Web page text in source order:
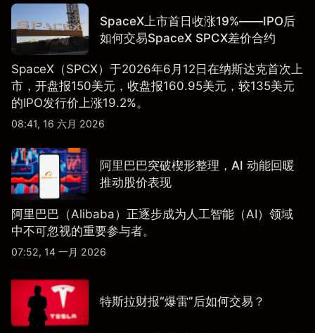
SpaceX上市首日收涨19%——IPO后
如何交易SpaceX SPCX差价合约
SpaceX（SPCX）于2026年6月12日在纳斯达克首次上
市，开盘报150美元，收盘报160.95美元，较135美元
的IPO发行价上涨19.2%。
08:41, 16 六月 2026
阿里巴巴突破楔形整理，AI 动能回暖
推动股价表现
阿里巴巴（Alibaba）正逐步成为人工智能（AI）领域
中不可忽视的重要参与者。
07:52, 14 一月 2026
特斯拉财报“爆雷”后如何交易？